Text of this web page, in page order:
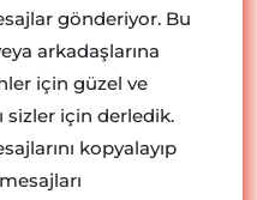
gönderiyor. Bu
arkadaşlarına
için güzel ve
sizler için derledik.
kopyalayıp